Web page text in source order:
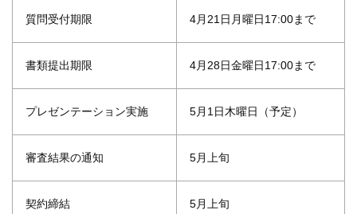
質問受付期限 4月21日月曜日17:00まで
書類提出期限 4月28日金曜日17:00まで
プレゼンテーション実施 5月1日木曜日（予定）
審査結果の通知 5月上旬
契約締結 5月上旬